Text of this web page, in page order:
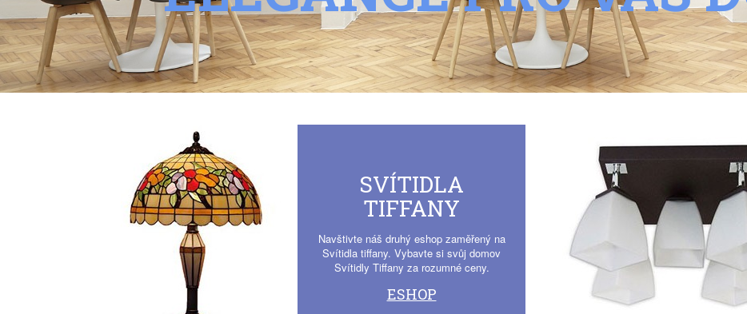
SVÍTIDLA
TIFFANY
Navštivte náš druhý eshop zaměřený na
Svítidla tiffany. Vybavte si svůj domov
Svítidly Tiffany za rozumné ceny.
ESHOP